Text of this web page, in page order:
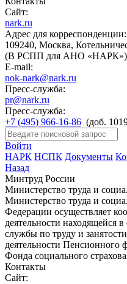
Сайт:
nark.ru
Адрес для корреспонденции:
109240, Москва,
(В РСПП для АНО «НАРК»)
E-mail:
nok-nark@nark.ru
Пресс-служба:
pr@nark.ru
Пресс-служба:
+7 (495) 966-16-86 (доб.
Войти
НАРК НСПК Документы
Назад
Минтруд России
Министерство труда и
Министерство труда и
Федерации осуществляет
деятельности находящейся
службы по труду и
деятельности Пенсионного
Фонда социального
Контакты
Сайт: